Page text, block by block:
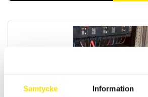
Samtycke Information